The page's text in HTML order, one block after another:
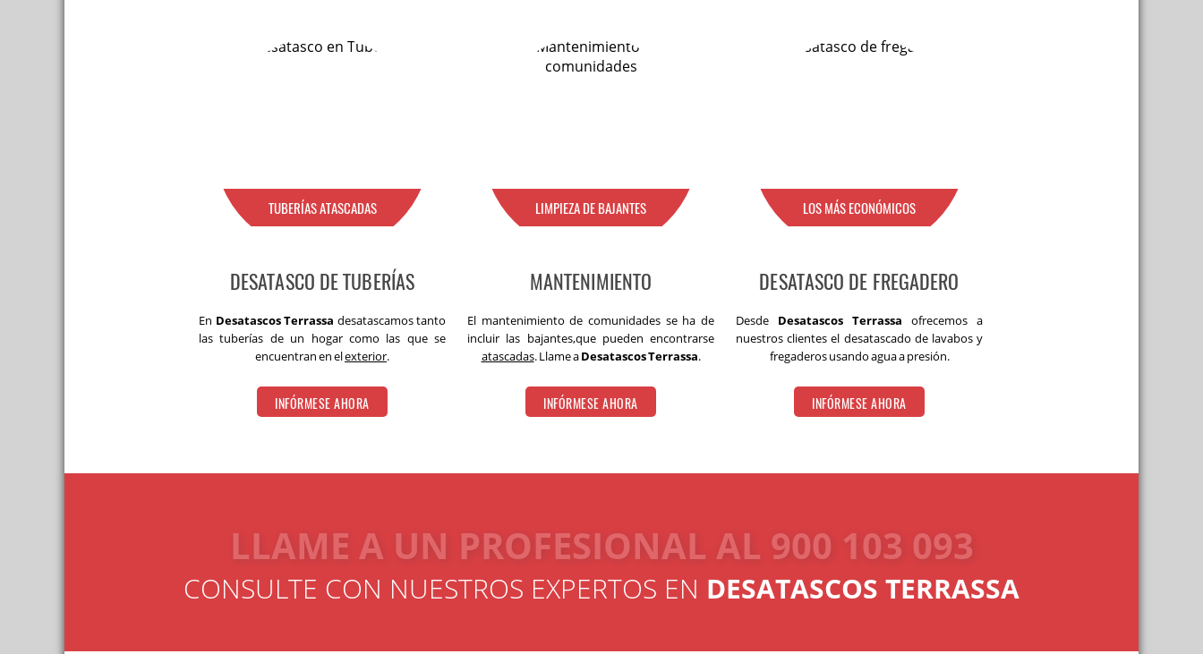
TUBERÍAS ATASCADAS
DESATASCO DE TUBERÍAS
En Desatascos Terrassa desatascamos tanto
las tuberías de un hogar como las que se
encuentran en elexterior.
INFÓRMESE AHORA
LIMPIEZA DE BAJANTES
MANTENIMIENTO
El mantenimiento de comunidades se ha de
incluir las bajantes,que pueden encontrarse
atascadas. Llame aDesatascos Terrassa.
INFÓRMESE AHORA
LOS MÁS ECONÓMICOS
DESATASCO DE FREGADERO
Desde Desatascos Terrassa ofrecemos a
nuestros clientes el desatascado de lavabos y
fregaderos usando agua a presión.
INFÓRMESE AHORA
LLAME A UN PROFESIONAL AL 900 103 093
CONSULTE CON NUESTROS EXPERTOS EN DESATASCOS TERRASSA